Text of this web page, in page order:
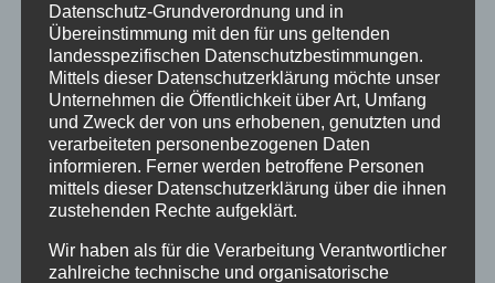
März 2016
Februar 2016
Januar 2016
November 2015
September 2015
August 2015
Juli 2015
Datenschutz-Grundverordnung und in
Übereinstimmung mit den für uns geltenden
landesspezifischen Datenschutzbestimmungen.
Mittels dieser Datenschutzerklärung möchte unser
Unternehmen die Öffentlichkeit über Art, Umfang
und Zweck der von uns erhobenen, genutzten und
verarbeiteten personenbezogenen Daten
informieren. Ferner werden betroffene Personen
mittels dieser Datenschutzerklärung über die ihnen
zustehenden Rechte aufgeklärt.
Wir haben als für die Verarbeitung Verantwortlicher
zahlreiche technische und organisatorische